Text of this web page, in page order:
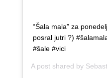
“Šala mala” za
posral jutri ?)
#šale #vici
A post shared by